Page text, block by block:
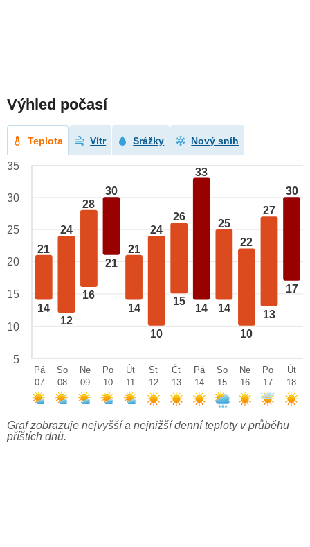
Výhled počasí
Teplota Vítr Srážky Nový sníh
21
14
24
12
28
16
30
21
21
14
24
10
26
15
33
14
25
14
22
10
27
13
30
17
35
30
25
20
15
10
5
Pá
07
So
08
Ne
09
Po
10
Út
11
St
12
Čt
13
Pá
14
So
15
Ne
16
Po
17
Út
18
Graf zobrazuje nejvyšší a nejnižší denní teploty v průběhu
příštích dnů.